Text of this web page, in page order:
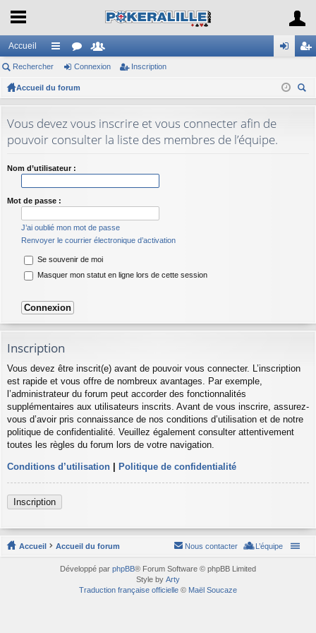
Accueil
ac
co
ci
or
u
s
e
es
ne cri
Rechercher Connexion Inscription
Accueil du forum
Vous devez vous inscrire et vous connecter afin de
pouvoir consulter la liste des membres de l’équipe.
Nom d’utilisateur :
Mot de passe :
J’ai oublié mon mot de passe
Renvoyer le courrier électronique d’activation
Se souvenir de moi
Masquer mon statut en ligne lors de cette session
Inscription
Vous devez être inscrit(e) avant de pouvoir vous connecter. L’inscription
est rapide et vous offre de nombreux avantages. Par exemple,
l’administrateur du forum peut accorder des fonctionnalités
supplémentaires aux utilisateurs inscrits. Avant de vous inscrire, assurez-
vous d’avoir pris connaissance de nos conditions d’utilisation et de notre
politique de confidentialité. Veuillez également consulter attentivement
toutes les règles du forum lors de votre navigation.
Conditions d’utilisation | Politique de confidentialité
Inscription
Accueil Accueil du forum L’équipe
Nous contacter
Développé par phpBB® Forum Software © phpBB Limited
Style by Arty
Traduction française officielle © Maël Soucaze